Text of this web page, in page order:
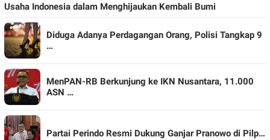
Usaha Indonesia dalam Menghijaukan Kembali Bumi
Diduga Adanya Perdagangan Orang, Polisi Tangkap 9
…
MenPAN-RB Berkunjung ke IKN Nusantara, 11.000
ASN …
Partai Perindo Resmi Dukung Ganjar Pranowo di Pilp…